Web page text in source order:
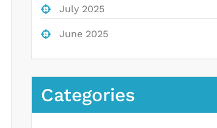
July 2025
June 2025
Categories